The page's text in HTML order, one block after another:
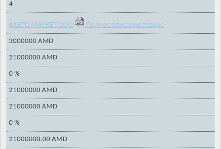
4
4АВТО МАРКЕТ ООО Полное описание товара
3000000 AMD
21000000 AMD
0 %
21000000 AMD
21000000 AMD
0 %
21000000.00 AMD